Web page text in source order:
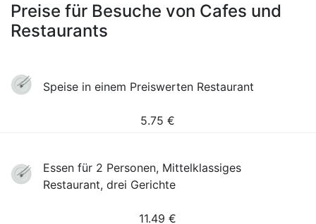
Preise für Besuche von Cafes und
Restaurants
Speise in einem Preiswerten Restaurant
5.75 €
Essen für 2 Personen, Mittelklassiges
Restaurant, drei Gerichte
11.49 €